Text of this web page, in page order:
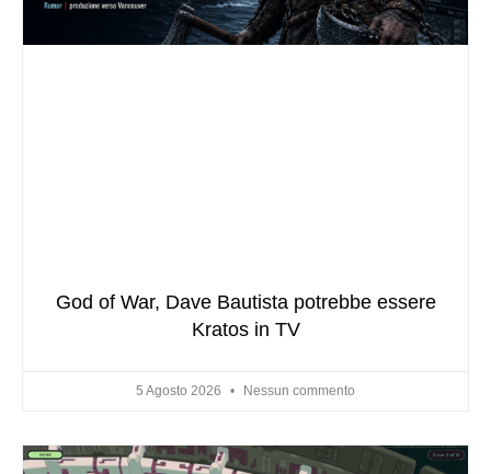
God of War, Dave Bautista potrebbe essere
Kratos in TV
5 Agosto 2026 Nessun commento